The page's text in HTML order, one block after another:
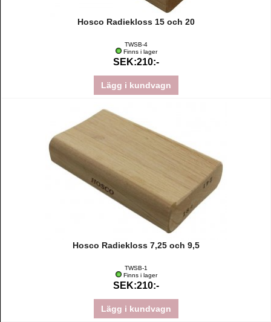
Hosco Radiekloss 15 och 20
TWSB-4
Finns i lager
SEK:210:-
Lägg i kundvagn
Hosco Radiekloss 7,25 och 9,5
TWSB-1
Finns i lager
SEK:210:-
Lägg i kundvagn